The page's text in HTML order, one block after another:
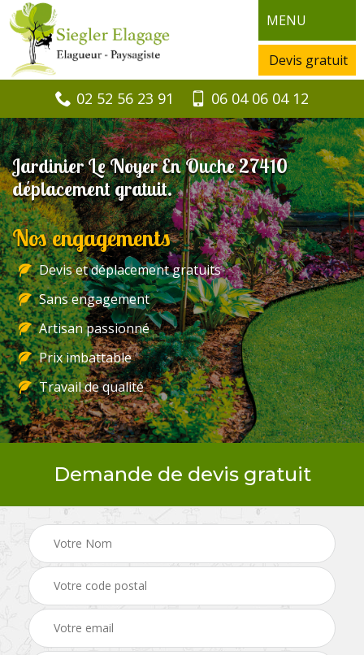
MENU
Devis gratuit
02 52 56 23 91 06 04 06 04 12
Jardinier Le Noyer En Ouche 27410
déplacement gratuit.
Nos engagements
Devis et déplacement gratuits
Sans engagement
Artisan passionné
Prix imbattable
Travail de qualité
Demande de devis gratuit